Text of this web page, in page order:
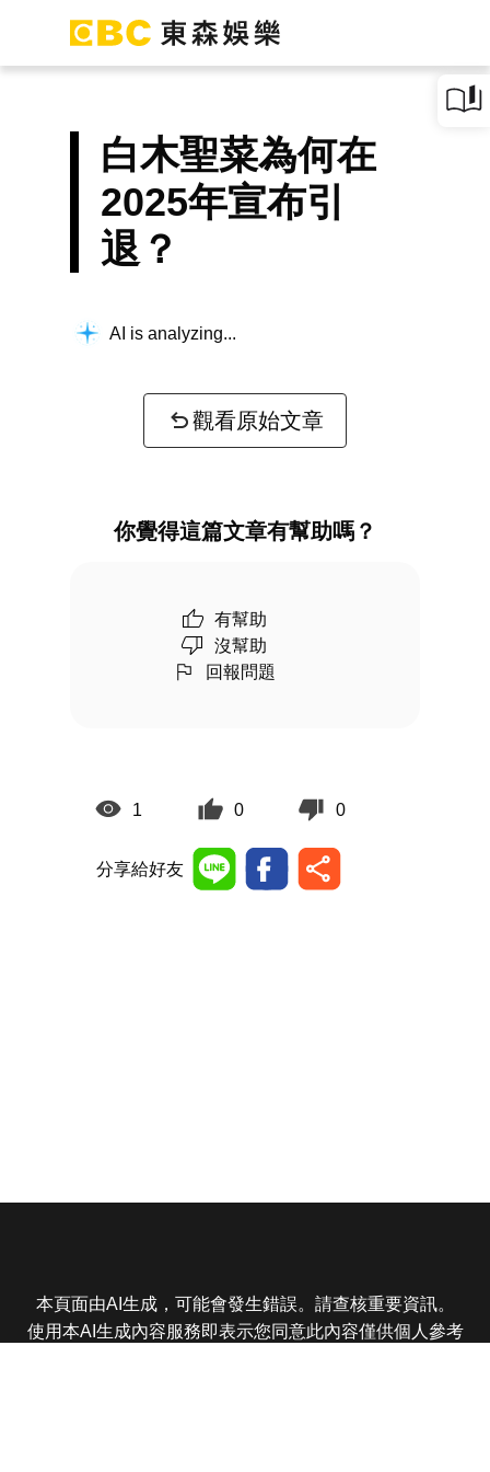
白木聖菜為何在
2025年宣布引
退？
AI is analyzing...
觀看原始文章
你覺得這篇文章有幫助嗎？
有幫助
沒幫助
回報問題
1 0 0
分享給好友
本頁面由AI生成，可能會發生錯誤。請查核重要資訊。
使用本AI生成內容服務即表示您同意此內容僅供個人參考